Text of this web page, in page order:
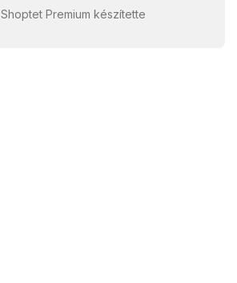
Shoptet Premium készítette